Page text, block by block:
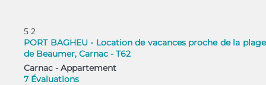
5 2
PORT BAGHEU - Location de vacances proche de la plage
de Beaumer, Carnac - T62
Carnac - Appartement
7 Évaluations